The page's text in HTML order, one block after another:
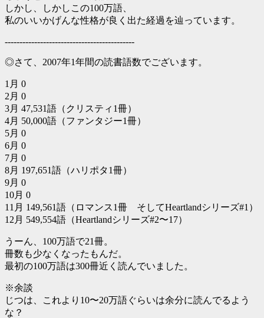
しかし、しかしこの100万語、
私のいいかげんな性格が良く出た経過を辿っています。
--------------------------------------------
◎さて、2007年1年間の読書語数でございます。
1月 0
2月 0
3月 47,531語（クリスティ1冊）
4月 50,000語（ファンタジー1冊）
5月 0
6月 0
7月 0
8月 197,651語（ハリポタ1冊）
9月 0
10月 0
11月 149,561語（ロマンス1冊 そしてHeartlandシリーズ#1）
12月 549,554語（Heartlandシリーズ#2〜17）
うーん、100万語で21冊。
冊数も少なくなったもんだ。
最初の100万語は300冊近く読んでいました。
※余談
じつは、これより10〜20万語ぐらいは余分に読んでるよう
な？